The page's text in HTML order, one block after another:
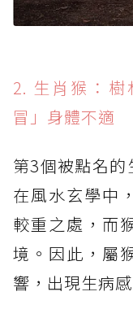
2. 生肖猴：
冒」身體不適
第3個被點名
在風水玄學中
較重之處，而
境。因此，屬
響，出現生病